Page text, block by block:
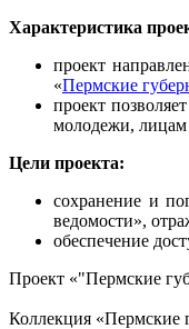
Характеристика
проект
«Пермские
проект
молодежи, лицам
Цели проекта:
сохранение и
ведомости»,
обеспечение
Проект «"Пермские
Коллекция «Пермские